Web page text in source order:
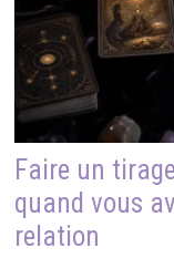
Faire un
quand vous
relation